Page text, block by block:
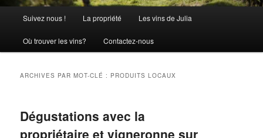
principal
Suivez nous ! La propriété Les vins de Julia
Où trouver les vins? Contactez-nous
ARCHIVES PAR MOT-CLÉ : PRODUITS LOCAUX
Dégustations avec la
propriétaire et vigneronne sur